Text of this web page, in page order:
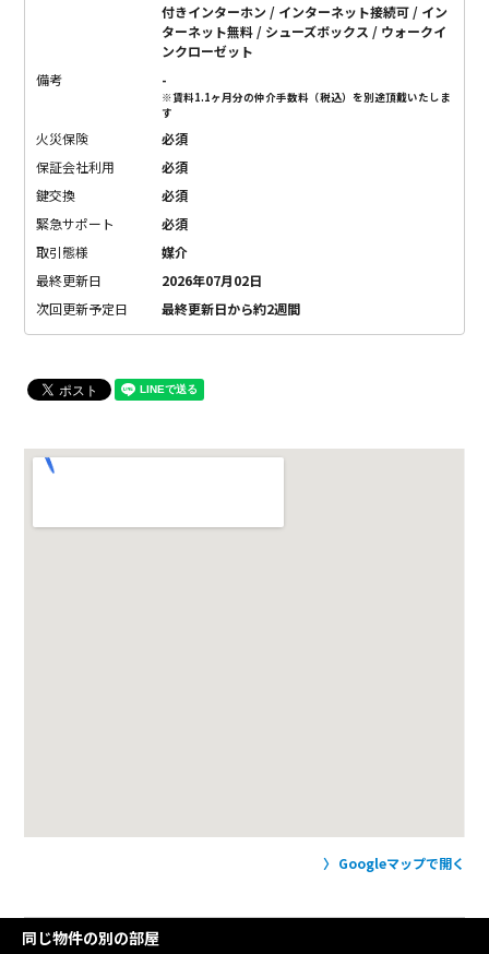
付きインターホン / インターネット接続可 / イン
ターネット無料 / シューズボックス / ウォークイ
ンクローゼット
備考
-
※賃料1.1ヶ月分の仲介手数料（税込）を別途頂戴いたしま
す
火災保険
必須
保証会社利用
必須
鍵交換
必須
緊急サポート
必須
取引態様
媒介
最終更新日
2026年07月02日
次回更新予定日
最終更新日から約2週間
Googleマップで開く
同じ物件の別の部屋